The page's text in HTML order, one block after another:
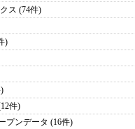
ス (74件)
)
件)
プンデータ (16件)